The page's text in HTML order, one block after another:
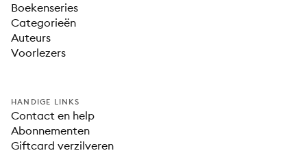
Boekenseries
Categorieën
Auteurs
Voorlezers
HANDIGE LINKS
Contact en help
Abonnementen
Giftcard verzilveren